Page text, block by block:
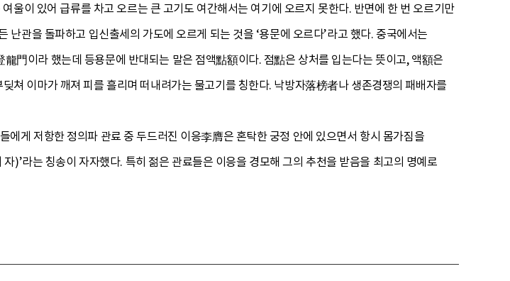
울이 있어 급류를 차고 오르는 큰 고기도 여간해서는 여기에 오르지 못한다. 반면에 한 번 오르기만
관을 돌파하고 입신출세의 가도에 오르게 되는 것을 ‘용문에 오르다’라고 했다. 중국에서는
門이라 했는데 등용문에 반대되는 말은 점액點額이다. 점點은 상처를 입는다는 뜻이고, 액額은
쳐 이마가 깨져 피를 흘리며 떠내려가는 물고기를 칭한다. 낙방자落榜者나 생존경쟁의 패배자를
게 저항한 정의파 관료 중 두드러진 이응李膺은 혼탁한 궁정 안에 있으면서 항시 몸가짐을
)’라는 칭송이 자자했다. 특히 젊은 관료들은 이응을 경모해 그의 추천을 받음을 최고의 명예로